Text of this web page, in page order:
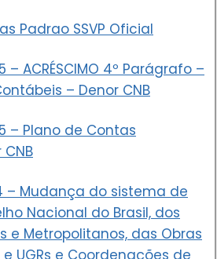
Padrao SSVP Oficial
ACRÉSCIMO 4º Parágrafo –
– Denor CNB
– Plano de Contas
– Mudança do sistema de
Nacional do Brasil, dos
e Metropolitanos, das Obras
UGRs e Coordenações de